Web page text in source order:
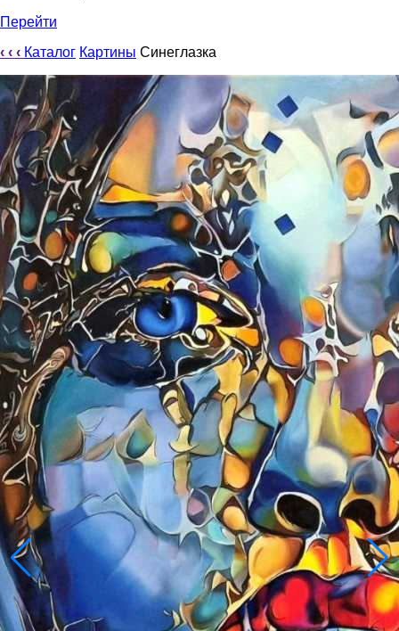
Перейти
‹ ‹ ‹ Каталог Картины Синеглазка